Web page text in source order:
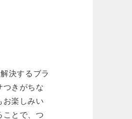
決するブラ
つきがちな
お楽しみい
ことで、つ